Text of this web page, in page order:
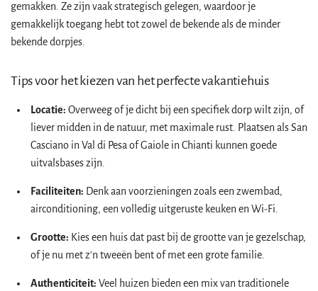
gemakken. Ze zijn vaak strategisch gelegen, waardoor je
gemakkelijk toegang hebt tot zowel de bekende als de minder
bekende dorpjes.
Tips voor het kiezen van het perfecte vakantiehuis
Locatie: Overweeg of je dicht bij een specifiek dorp wilt zijn, of
liever midden in de natuur, met maximale rust. Plaatsen als San
Casciano in Val di Pesa of Gaiole in Chianti kunnen goede
uitvalsbases zijn.
Faciliteiten: Denk aan voorzieningen zoals een zwembad,
airconditioning, een volledig uitgeruste keuken en Wi-Fi.
Grootte: Kies een huis dat past bij de grootte van je gezelschap,
of je nu met z'n tweeën bent of met een grote familie.
Authenticiteit: Veel huizen bieden een mix van traditionele